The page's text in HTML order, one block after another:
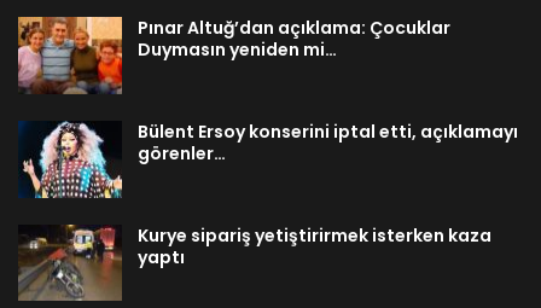
Pınar Altuğ’dan açıklama: Çocuklar
Duymasın yeniden mi…
Bülent Ersoy konserini iptal etti, açıklamayı
görenler…
Kurye sipariş yetiştirirmek isterken kaza
yaptı